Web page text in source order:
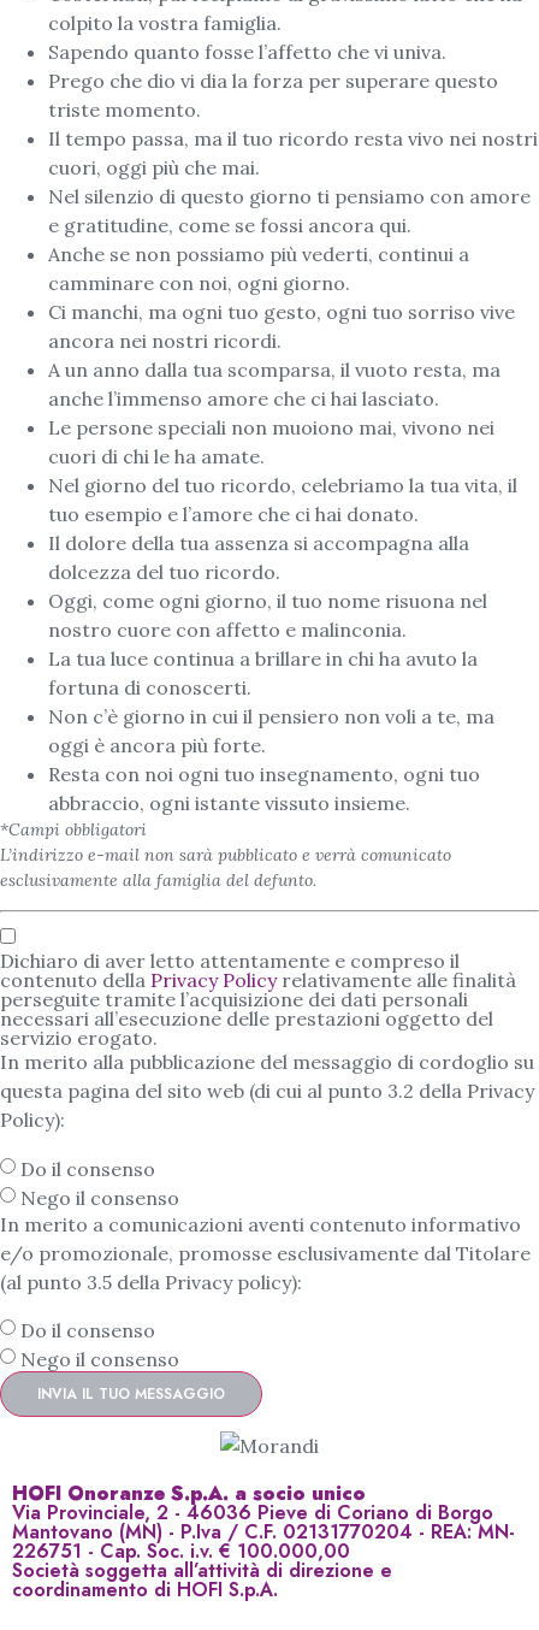
colpito la vostra famiglia.
Sapendo quanto fosse l’affetto che vi univa.
Prego che dio vi dia la forza per superare questo
triste momento.
Il tempo passa, ma il tuo ricordo resta vivo nei nostri
cuori, oggi più che mai.
Nel silenzio di questo giorno ti pensiamo con amore
e gratitudine, come se fossi ancora qui.
Anche se non possiamo più vederti, continui a
camminare con noi, ogni giorno.
Ci manchi, ma ogni tuo gesto, ogni tuo sorriso vive
ancora nei nostri ricordi.
A un anno dalla tua scomparsa, il vuoto resta, ma
anche l’immenso amore che ci hai lasciato.
Le persone speciali non muoiono mai, vivono nei
cuori di chi le ha amate.
Nel giorno del tuo ricordo, celebriamo la tua vita, il
tuo esempio e l’amore che ci hai donato.
Il dolore della tua assenza si accompagna alla
dolcezza del tuo ricordo.
Oggi, come ogni giorno, il tuo nome risuona nel
nostro cuore con affetto e malinconia.
La tua luce continua a brillare in chi ha avuto la
fortuna di conoscerti.
Non c’è giorno in cui il pensiero non voli a te, ma
oggi è ancora più forte.
Resta con noi ogni tuo insegnamento, ogni tuo
abbraccio, ogni istante vissuto insieme.
*Campi obbligatori
L’indirizzo e-mail non sarà pubblicato e verrà comunicato
esclusivamente alla famiglia del defunto.
Dichiaro di aver letto attentamente e compreso il
contenuto della Privacy Policyrelativamente alle finalità
perseguite tramite l’acquisizione dei dati personali
necessari all’esecuzione delle prestazioni oggetto del
servizio erogato.
In merito alla pubblicazione del messaggio di cordoglio su
questa pagina del sito web (di cui al punto 3.2 della Privacy
Policy):
Do il consenso
Nego il consenso
In merito a comunicazioni aventi contenuto informativo
e/o promozionale, promosse esclusivamente dal Titolare
(al punto 3.5 della Privacy policy):
Do il consenso
Nego il consenso
INVIA IL TUO MESSAGGIO
HOFI Onoranze S.p.A. a socio unico
Via Provinciale, 2 - 46036 Pieve di Coriano di Borgo
Mantovano (MN) - P.Iva / C.F. 02131770204 - REA: MN-
226751 - Cap. Soc. i.v. € 100.000,00
Società soggetta all’attività di direzione e
coordinamento di HOFI S.p.A.